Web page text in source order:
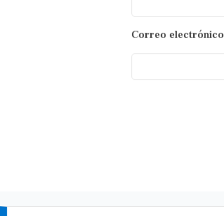
Correo electrónico